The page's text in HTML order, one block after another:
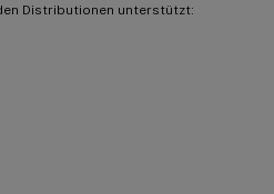
Distributionen unterstützt: